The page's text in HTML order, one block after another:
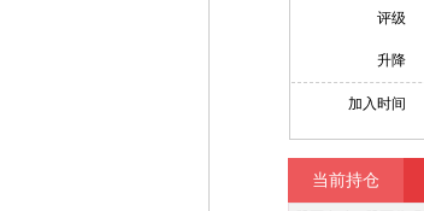
评级
升降
加入时间
当前持仓